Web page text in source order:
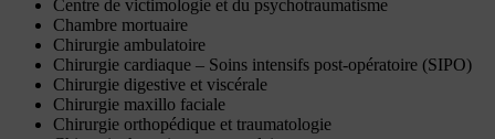
Centre de victimologie et du psychotraumatisme
Chambre mortuaire
Chirurgie ambulatoire
Chirurgie cardiaque – Soins intensifs post-opératoire (SIPO)
Chirurgie digestive et viscérale
Chirurgie maxillo faciale
Chirurgie orthopédique et traumatologie